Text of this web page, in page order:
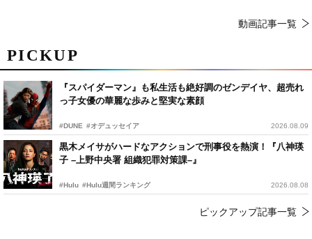
PICKUP
『スパイダーマン』も私生活も絶好調のゼンデイヤ、超売れ
っ子女優の華麗な歩みと堅実な素顔
#DUNE #オデュッセイア 2026.08.09
黒木メイサがハードなアクションで刑事役を熱演！『八神瑛
子 –上野中央署 組織犯罪対策課–』
#Hulu #Hulu週間ランキング 2026.08.08
ピックアップ記事一覧
動画記事一覧